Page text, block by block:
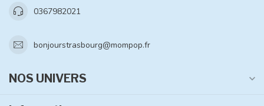
0367982021
bonjourstrasbourg@mompop.fr
NOS UNIVERS